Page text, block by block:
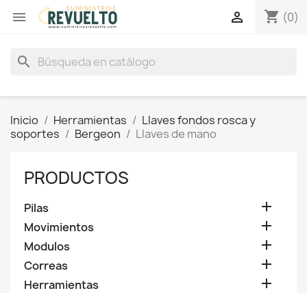
 shopping_cart (0)

search
Inicio Herramientas
Llaves fondos rosca y
soportes
Bergeon Llaves de mano
PRODUCTOS
Pilas 
Movimientos 
Modulos 
Correas 
Herramientas 